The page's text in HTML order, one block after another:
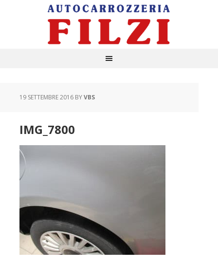
19 SETTEMBRE 2016 BYVBS
IMG_7800